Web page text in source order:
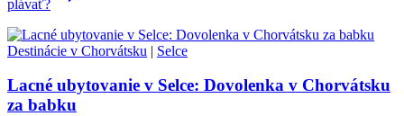
plávať?
Destinácie v Chorvátsku | Selce
Lacné ubytovanie v Selce: Dovolenka v Chorvátsku
za babku